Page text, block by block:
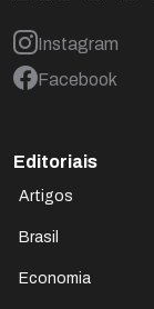
Instagram
Facebook
Editoriais
Artigos
Brasil
Economia